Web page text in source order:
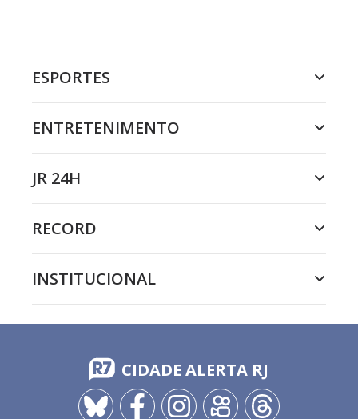
ESPORTES
ENTRETENIMENTO
JR 24H
RECORD
INSTITUCIONAL
CIDADE ALERTA RJ